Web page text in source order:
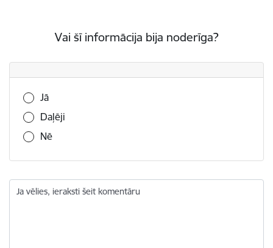
Vai šī informācija bija noderīga?
Vai šī informācija bija noderīga?
Jā
Daļēji
Nē
Ja vēlies, ieraksti šeit komentāru